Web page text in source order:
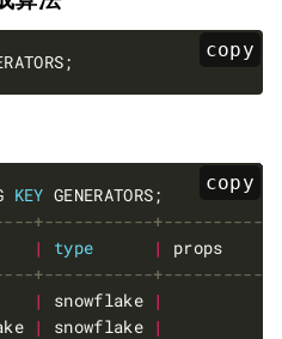
copy
copy
KEY
| type |
| snowflake |
| snowflake |